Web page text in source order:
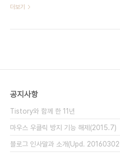
어 볼 것이다. 그 중에서도 Galera Cluster의 각
with persistent storage(glusterfs or nfs ..
더보기
공지사항
Tistory와 함께 한 11년
마우스 우클릭 방지 기능 해제(2015.7)
블로그 인사말과 소개(Upd.